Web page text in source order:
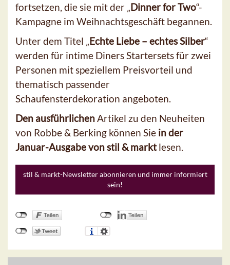
fortsetzen, die sie mit der „Dinner for Two“-
Kampagne im Weihnachtsgeschäft begannen.
Unter dem Titel „Echte Liebe – echtes Silber“
werden für intime Diners Startersets für zwei
Personen mit speziellem Preisvorteil und
thematisch passender
Schaufensterdekoration angeboten.
Den ausführlichenArtikel zu den Neuheiten
von Robbe & Berking können Sie in der
Januar-Ausgabe von stil & marktlesen.
stil & markt-Newsletter abonnieren und immer informiert
sein!